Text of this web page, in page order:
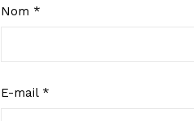
Nom *
E-mail *